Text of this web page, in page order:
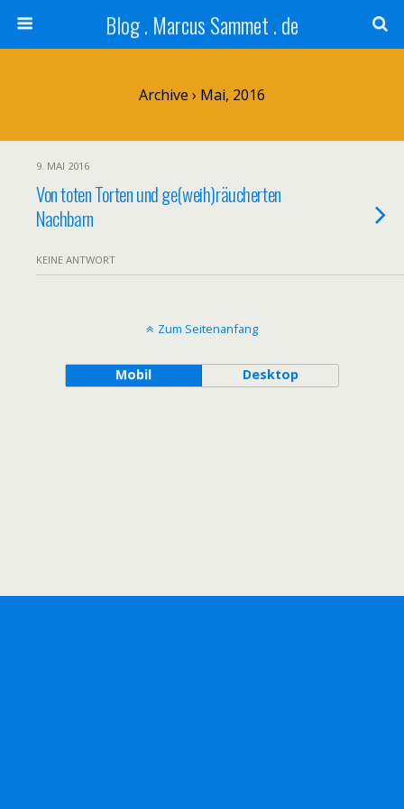
Blog . Marcus Sammet . de
Archive › Mai, 2016
9. MAI 2016
Von toten Torten und ge(weih)räucherten
Nachbarn
KEINE ANTWORT
Zum Seitenanfang
Mobil Desktop